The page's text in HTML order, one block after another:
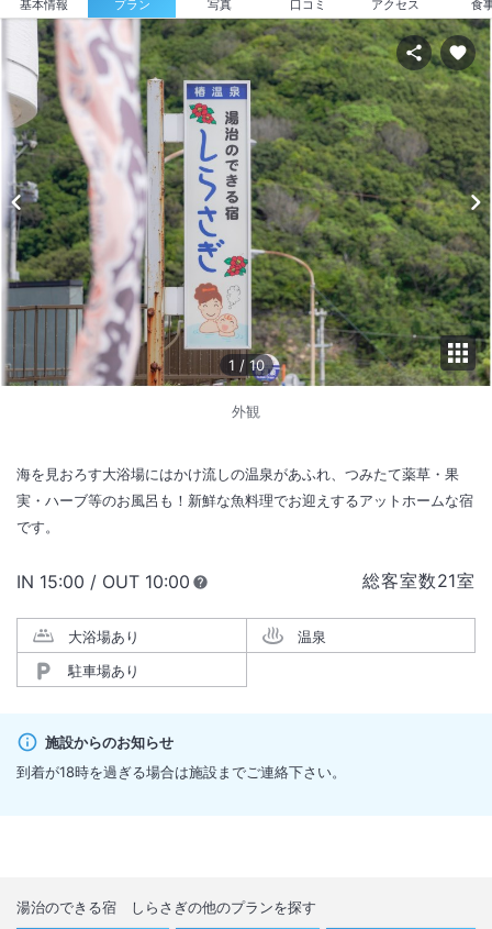
基本情報 プラン 写真 口コミ アクセス 食
1 / 10
外観
海を見おろす大浴場にはかけ流しの温泉があふれ、つみたて薬草・果
実・ハーブ等のお風呂も！新鮮な魚料理でお迎えするアットホームな宿
です。
総客室数21室
IN チェックイン
15:00 / OUT チェックアウト
10:00
大浴場あり
温泉
駐車場あり
施設からのお知らせ
到着が18時を過ぎる場合は施設までご連絡下さい。
湯治のできる宿 しらさぎの他のプランを探す